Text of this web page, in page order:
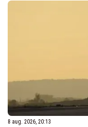
8 aug. 2026, 20:13